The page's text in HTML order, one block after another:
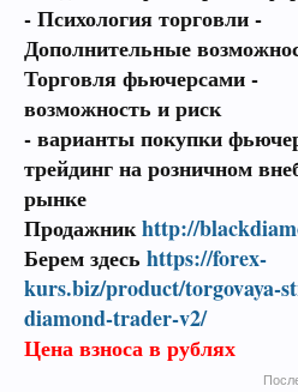
- Психология торговли -
Дополнительные
Торговля фьючерсами -
возможность и риск
- варианты покупки
трейдинг на розничном
рынке
Продажникhttp://
Берем здесь https://forex-
kurs.biz/product/torgovaya-
diamond-trader-v2/
Цена взноса в рублях